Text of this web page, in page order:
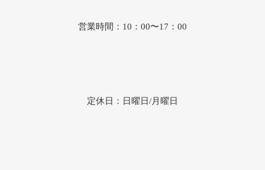
営業時間：10：00〜17：00
定休日：日曜日/月曜日